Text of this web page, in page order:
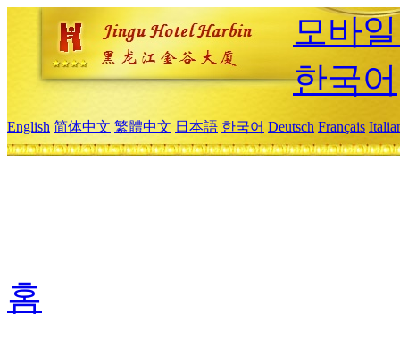
모바
한국어
English 简体中文 繁體中文 日本語 한국어 Deutsch Français
홈